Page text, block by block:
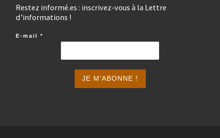
Restez informé.es : inscrivez-vous à la Lettre
d’informations !
E-mail *